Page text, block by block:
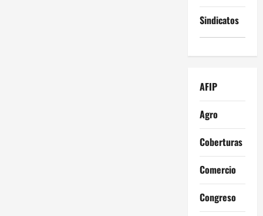
Sindicatos
AFIP
Agro
Coberturas
Comercio
Congreso